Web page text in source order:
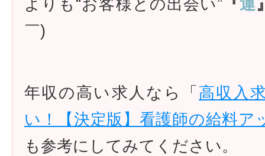
よりも“お客様との出会い” 『運
￣)ゞ
年収の高い求人なら「 高収入
い！【決定版】看護師の給料ア
も参考にしてみてください。